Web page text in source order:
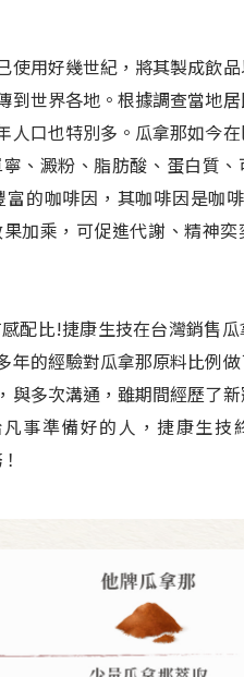
使用好幾世紀，將其製成飲
到世界各地。根據調查當地
人口也特別多。瓜拿那如今
、澱粉、脂肪酸、蛋白質
的咖啡因，其咖啡因是咖
加乘，可促進代謝、精神
配比!捷康生技在台灣銷售
年的經驗對瓜拿那原料比例
與多次溝通，雖期間經歷了
事準備好的人，捷康生技